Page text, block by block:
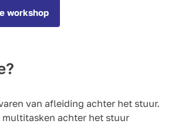
workshop
van afleiding achter het stuur.
multitasken achter het stuur